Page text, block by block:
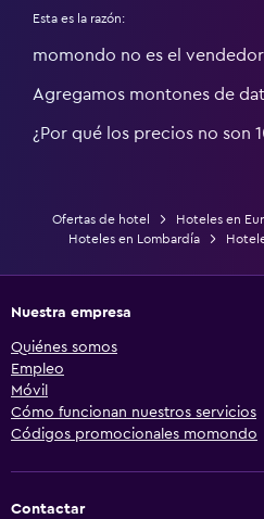
Esta es la razón:
momondo no es el
Agregamos montones de
¿Por qué los precios no son
Ofertas de hotel Hoteles en
Hoteles en Lombardía
Nuestra empresa
Quiénes somos
Empleo
Móvil
Cómo funcionan nuestros servicios
Códigos promocionales momondo
Contactar